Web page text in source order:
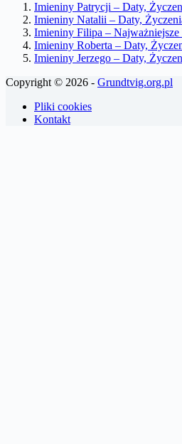
Imieniny Patrycji – Daty,
Imieniny Natalii – Daty,
Imieniny Filipa – Najważniejsze
Imieniny Roberta – Daty,
Imieniny Jerzego – Daty,
Copyright © 2026 - Grundtvig.org.pl
Pliki cookies
Kontakt